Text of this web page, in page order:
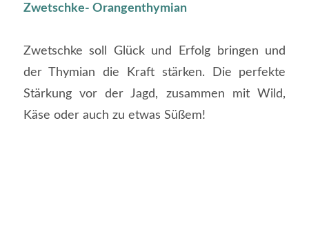
Zwetschke- Orangenthymian
Zwetschke soll Glück und Erfolg bringen und
der Thymian die Kraft stärken. Die perfekte
Stärkung vor der Jagd, zusammen mit Wild,
Käse oder auch zu etwas Süßem!